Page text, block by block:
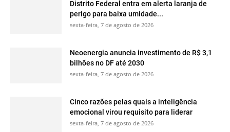
Distrito Federal entra em alerta laranja de
perigo para baixa umidade...
sexta-feira, 7 de agosto de 2026
Neoenergia anuncia investimento de R$ 3,1
bilhões no DF até 2030
sexta-feira, 7 de agosto de 2026
Cinco razões pelas quais a inteligência
emocional virou requisito para liderar
sexta-feira, 7 de agosto de 2026